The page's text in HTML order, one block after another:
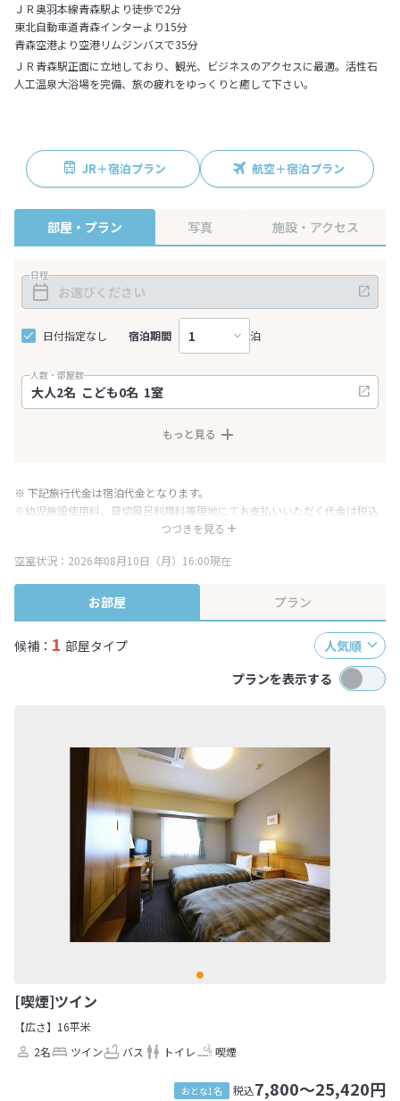
ＪＲ奥羽本線青森駅より徒歩で2分
東北自動車道青森インターより15分
青森空港より空港リムジンバスで35分
ＪＲ青森駅正面に立地しており、観光、ビジネスのアクセスに最適。活性石
人工温泉大浴場を完備、旅の疲れをゆっくりと癒して下さい。
JR＋宿泊プラン 航空＋宿泊プラン
部屋・プラン 写真 施設・アクセス
日程
日付指定なし 宿泊期間 泊
人数・部屋数
もっと見る
つづきを見る
※ 下記旅行代金は宿泊代金となります。
※幼児施設使用料、貸切風呂利用料等現地にてお支払いいただく代金は税込
み表記となりますが、消費税増税に伴い代金が一部変更となる場合がござい
※表示されている旅行代金・プラン内容は一定時間ごとに更新されます。最
終確認画面でご確認ください。
空室状況：2026年08月10日（月）16:00現在
お部屋 プラン
候補： 1 部屋タイプ
人気順
プランを表示する
[喫煙]ツイン
【広さ】16平米
2名
ツイン バス トイレ 喫煙
おとな1名 税込7,800～25,420円